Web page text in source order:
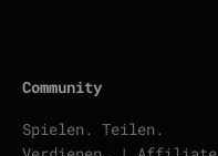
Community
Spielen. Teilen.